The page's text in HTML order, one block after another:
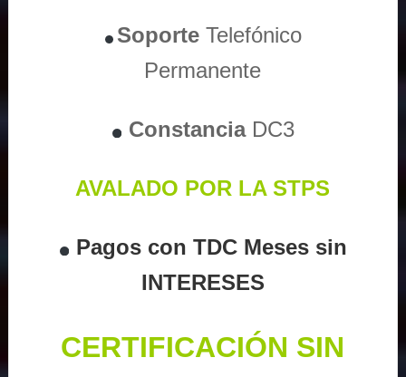
Soporte Telefónico
Permanente
ConstanciaDC3
AVALADO POR LA STPS
Pagos con TDC Meses sin
INTERESES
CERTIFICACIÓN SIN